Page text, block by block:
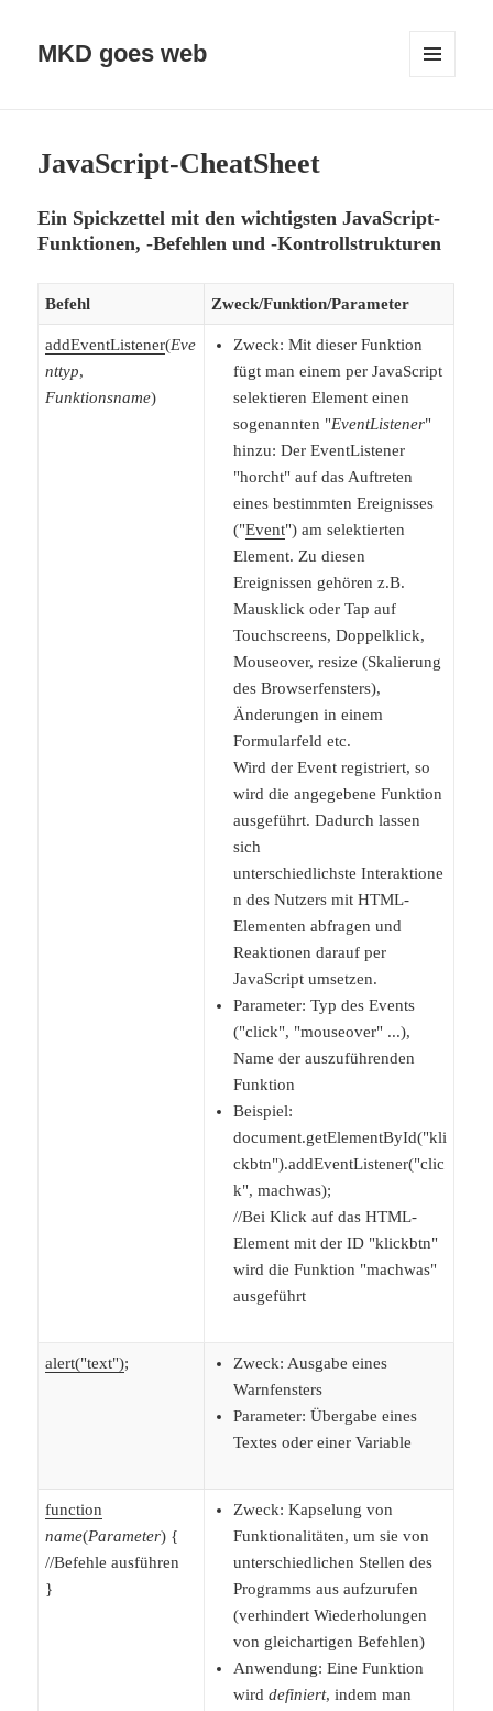
MKD goes web
JavaScript-CheatSheet
Ein Spickzettel mit den wichtigsten JavaScript-
Funktionen, -Befehlen und -Kontrollstrukturen
Befehl Zweck/Funktion/Parameter
addEventListener(Eve
nttyp,
Funktionsname)
Zweck: Mit dieser Funktion
fügt man einem per JavaScript
selektieren Element einen
sogenannten "EventListener"
hinzu: Der EventListener
"horcht" auf das Auftreten
eines bestimmten Ereignisses
("Event") am selektierten
Element. Zu diesen
Ereignissen gehören z.B.
Mausklick oder Tap auf
Touchscreens, Doppelklick,
Mouseover, resize (Skalierung
des Browserfensters),
Änderungen in einem
Formularfeld etc.
Wird der Event registriert, so
wird die angegebene Funktion
ausgeführt. Dadurch lassen
sich
unterschiedlichste Interaktione
n des Nutzers mit HTML-
Elementen abfragen und
Reaktionen darauf per
JavaScript umsetzen.
Parameter: Typ des Events
("click", "mouseover" ...),
Name der auszuführenden
Funktion
Beispiel:
document.getElementById("kli
ckbtn").addEventListener("clic
k", machwas);
//Bei Klick auf das HTML-
Element mit der ID "klickbtn"
wird die Funktion "machwas"
ausgeführt
alert("text");
Zweck: Ausgabe eines
Warnfensters
Parameter: Übergabe eines
Textes oder einer Variable
function
name(Parameter) {
//Befehle ausführen
}
Zweck: Kapselung von
Funktionalitäten, um sie von
unterschiedlichen Stellen des
Programms aus aufzurufen
(verhindert Wiederholungen
von gleichartigen Befehlen)
Anwendung: Eine Funktion
wirddefiniert, indem man